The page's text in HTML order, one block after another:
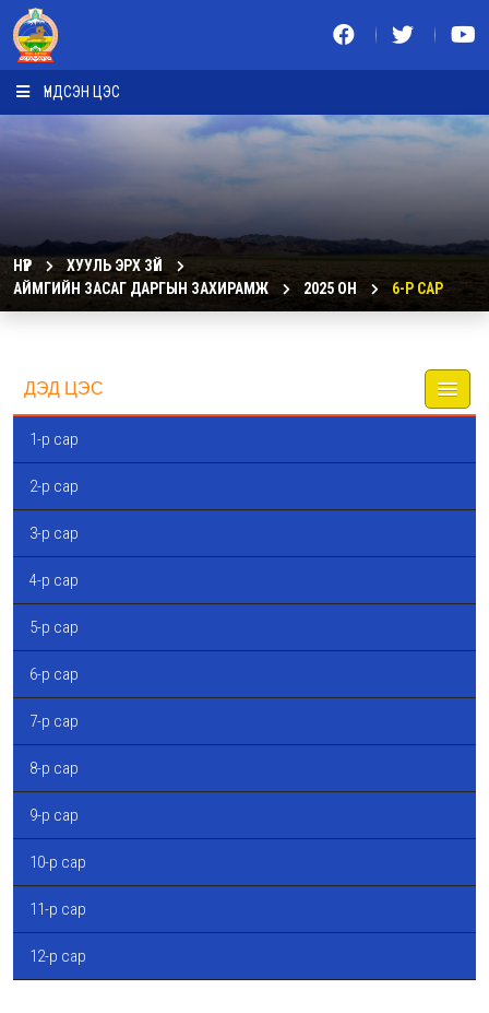
ҮНДСЭН ЦЭС
НҮҮР
ХУУЛЬ ЭРХ ЗҮЙ
АЙМГИЙН ЗАСАГ ДАРГЫН ЗАХИРАМЖ
2025 ОН 6-Р САР
ДЭД ЦЭС
1-р сар
2-р сар
3-р сар
4-р сар
5-р сар
6-р сар
7-р сар
8-р сар
9-р сар
10-р сар
11-р сар
12-р сар